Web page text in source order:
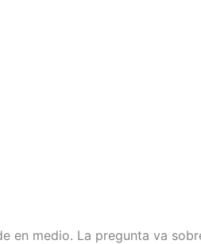
medio. La pregunta va